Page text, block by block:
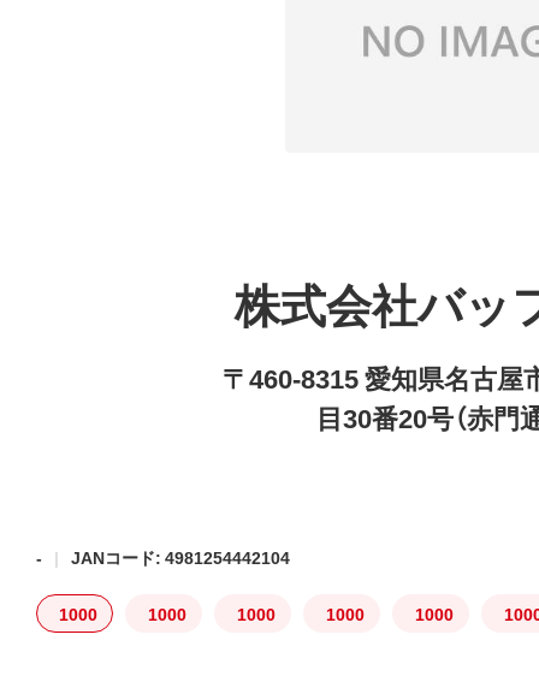
株式会社バッ
〒460-8315 愛知県名古屋
目30番20号（赤門
- JANコード: 4981254442104
1000 1000 1000 1000 1000